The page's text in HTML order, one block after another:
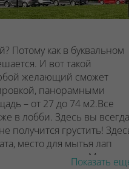
Потому как в буквальном
И вот такой
желающий сможет
панорамными
– от 27 до 74 м2.Все
в лобби. Здесь вы всегда
получится грустить!
место для мытья лап
парковки. Машины
Показать